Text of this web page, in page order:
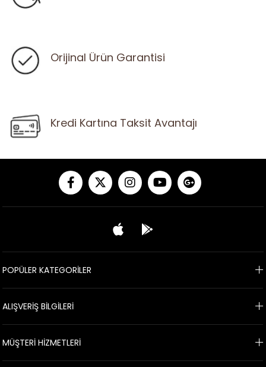
Orijinal Ürün Garantisi
Kredi Kartına Taksit Avantajı
POPÜLER KATEGORİLER
ALIŞVERİŞ BİLGİLERİ
MÜŞTERİ HİZMETLERİ